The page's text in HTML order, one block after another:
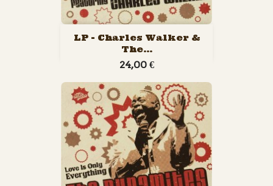
LP - Charles Walker &
The...
24,00 €